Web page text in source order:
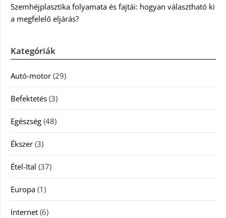
Szemhéjplasztika folyamata és fajtái: hogyan választható ki
a megfelelő eljárás?
Kategóriák
Autó-motor (29)
Befektetés (3)
Egészség (48)
Ékszer (3)
Étel-Ital (37)
Europa (1)
Internet (6)